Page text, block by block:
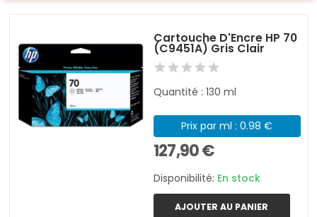
Cartouche D'Encre HP 70
(C9451A) Gris Clair
Quantité : 130 ml
Prix par ml : 0.98 €
127,90 €
Disponibilité: En stock
AJOUTER AU PANIER